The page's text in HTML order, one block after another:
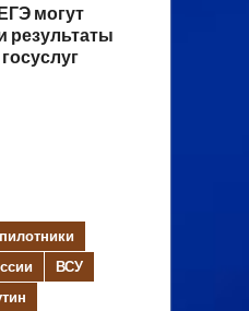
могут
результаты
ВСУ